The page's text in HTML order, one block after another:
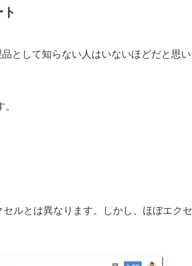
として知らない人はいないほどだと思い
ルとは異なります。しかし、ほぼエクセ